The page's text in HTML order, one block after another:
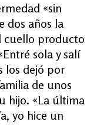
«sin
dos años la
cuello producto
sola y salí
los dejó por
de unos
hijo. «La última
yo hice un